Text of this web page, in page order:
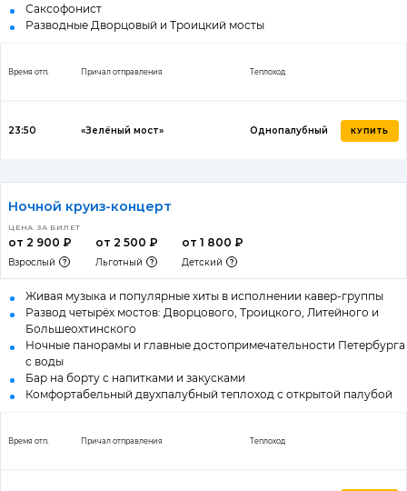
Саксофонист
Разводные Дворцовый и Троицкий мосты
Время отп. Причал отправления Теплоход
23:50 «Зелёный мост» Однопалубный КУПИТЬ
Ночной круиз-концерт
ЦЕНА ЗА БИЛЕТ
от 2 900 ₽
Взрослый
от 2 500 ₽
Льготный
от 1 800 ₽
Детский
Живая музыка и популярные хиты в исполнении кавер-группы
Развод четырёх мостов: Дворцового, Троицкого, Литейного и
Большеохтинского
Ночные панорамы и главные достопримечательности Петербурга
с воды
Бар на борту с напитками и закусками
Комфортабельный двухпалубный теплоход с открытой палубой
Время отп. Причал отправления Теплоход